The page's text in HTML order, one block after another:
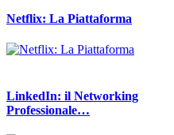
Netflix: La Piattaforma
LinkedIn: il Networking
Professionale…